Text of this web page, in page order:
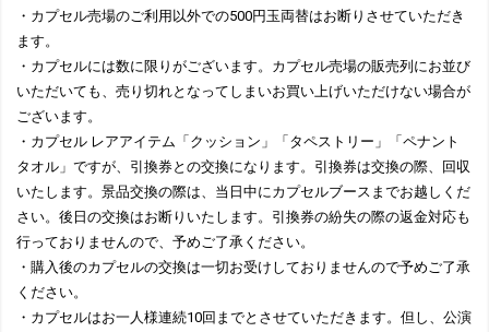
・カプセル売場のご利用以外での500円玉両替はお断りさせていただき
ます。
・カプセルには数に限りがございます。カプセル売場の販売列にお並び
いただいても、売り切れとなってしまいお買い上げいただけない場合が
ございます。
・カプセル レアアイテム「クッション」「タペストリー」「ペナント
タオル」ですが、引換券との交換になります。引換券は交換の際、回収
いたします。景品交換の際は、当日中にカプセルブースまでお越しくだ
さい。後日の交換はお断りいたします。引換券の紛失の際の返金対応も
行っておりませんので、予めご了承ください。
・購入後のカプセルの交換は一切お受けしておりませんので予めご了承
ください。
・カプセルはお一人様連続10回までとさせていただきます。但し、公演